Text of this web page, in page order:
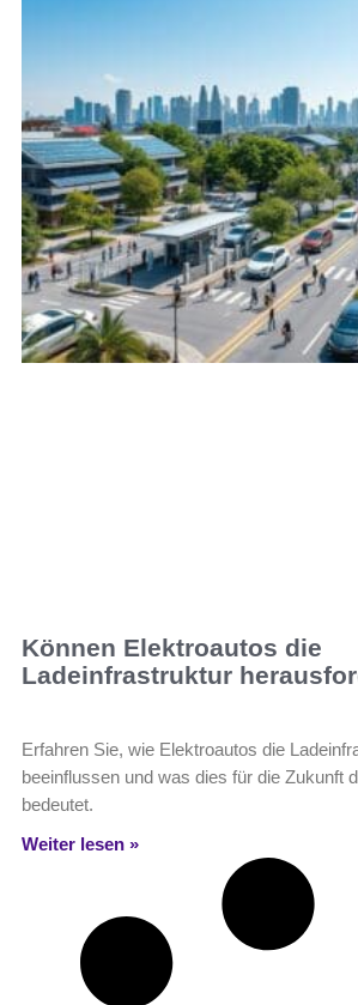
Können Elektroautos die
Ladeinfrastruktur
Erfahren Sie, wie Elektroautos die
beeinflussen und was dies für die Zukunft
bedeutet.
Weiter lesen »